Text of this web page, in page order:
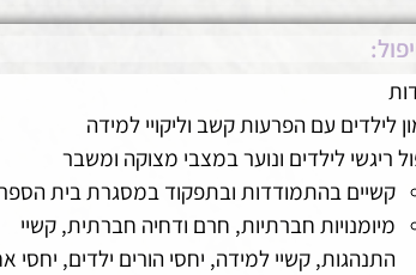
לילדים עם הפרעות קשב וליקויי למידה
ריגשי לילדים ונוער במצבי מצוקה ומשבר
קשיים בהתמודדות ובתפקוד במסגרת בית
מיומנויות חברתיות, חרם ודחיה חברתית, קשיי
התנהגות, קשיי למידה, יחסי הורים ילדים, יחסי